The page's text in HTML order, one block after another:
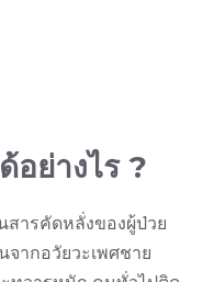
อย่างไร ?
สารคัดหลั่งของผู้ป่วย
ากอวัยวะเพศชาย